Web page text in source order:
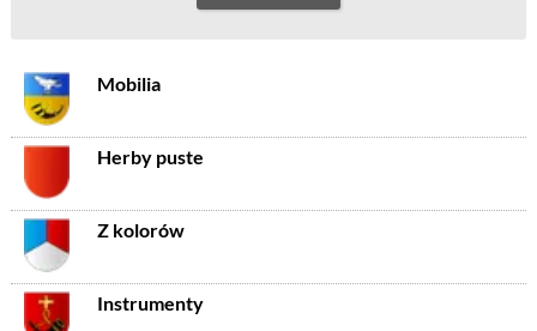
Mobilia
Herby puste
Z kolorów
Instrumenty